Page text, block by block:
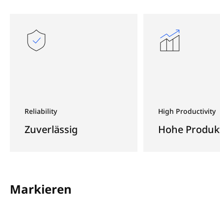
Reliability
Zuverlässig
High Productivity
Hohe
Markieren